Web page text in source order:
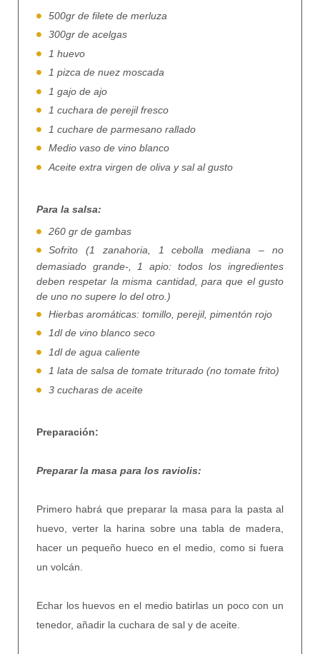
500gr de filete de merluza
300gr de acelgas
1 huevo
1 pizca de nuez moscada
1 gajo de ajo
1 cuchara de perejil fresco
1 cuchare de parmesano rallado
Medio vaso de vino blanco
Aceite extra virgen de oliva y sal al gusto
Para la salsa:
260 gr de gambas
Sofrito (1 zanahoria, 1 cebolla mediana – no
demasiado grande-, 1 apio: todos los ingredientes
deben respetar la misma cantidad, para que el gusto
de uno no supere lo del otro.)
Hierbas aromáticas: tomillo, perejil, pimentón rojo
1dl de vino blanco seco
1dl de agua caliente
1 lata de salsa de tomate triturado (no tomate frito)
3 cucharas de aceite
Preparación:
Preparar la masa para los raviolis:
Primero habrá que preparar la masa para la pasta al
huevo, verter la harina sobre una tabla de madera,
hacer un pequeño hueco en el medio, como si fuera
un volcán.
Echar los huevos en el medio batirlas un poco con un
tenedor, añadir la cuchara de sal y de aceite.